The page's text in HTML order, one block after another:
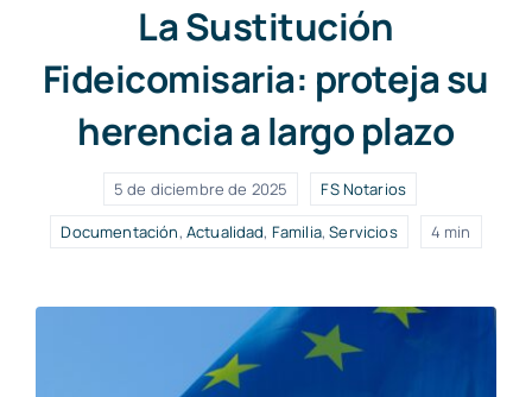
La Sustitución
Fideicomisaria: proteja su
herencia a largo plazo
5 de diciembre de 2025
FS Notarios
Documentación, Actualidad, Familia,Servicios 4 min